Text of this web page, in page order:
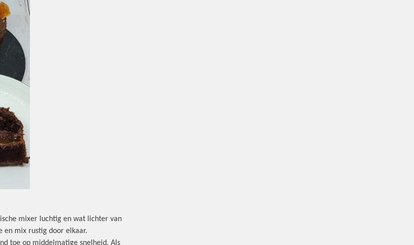
mixer luchtig en wat lichter van
en mix rustig door elkaar.
toe op middelmatige snelheid. Als